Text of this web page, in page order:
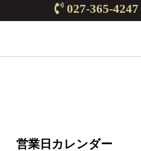
027-365-4247
営業日カレンダー